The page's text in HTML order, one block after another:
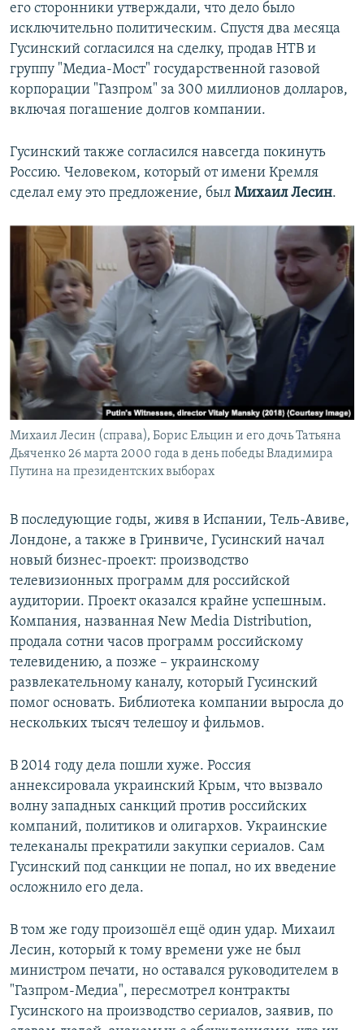
его сторонники утверждали, что дело было
исключительно политическим. Спустя два месяца
Гусинский согласился на сделку, продав НТВ и
группу "Медиа-Мост" государственной газовой
корпорации "Газпром" за 300 миллионов долларов,
включая погашение долгов компании.
Гусинский также согласился навсегда покинуть
Россию. Человеком, который от имени Кремля
сделал ему это предложение, был Михаил Лесин.
Михаил Лесин (справа), Борис Ельцин и его дочь Татьяна
Дьяченко 26 марта 2000 года в день победы Владимира
Путина на президентских выборах
В последующие годы, живя в Испании, Тель-Авиве,
Лондоне, а также в Гринвиче, Гусинский начал
новый бизнес-проект: производство
телевизионных программ для российской
аудитории. Проект оказался крайне успешным.
Компания, названная New Media Distribution,
продала сотни часов программ российскому
телевидению, а позже – украинскому
развлекательному каналу, который Гусинский
помог основать. Библиотека компании выросла до
нескольких тысяч телешоу и фильмов.
В 2014 году дела пошли хуже. Россия
аннексировала украинский Крым, что вызвало
волну западных санкций против российских
компаний, политиков и олигархов. Украинские
телеканалы прекратили закупки сериалов. Сам
Гусинский под санкции не попал, но их введение
осложнило его дела.
В том же году произошёл ещё один удар. Михаил
Лесин, который к тому времени уже не был
министром печати, но оставался руководителем в
"Газпром-Медиа", пересмотрел контракты
Гусинского на производство сериалов, заявив, по